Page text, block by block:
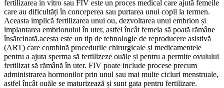
fertilizarea in vitro sau FIV este un proces medical care ajută femeile
care au dificultăți în conceperea sau purtarea unui copil la termen.
Aceasta implică fertilizarea unui ou, dezvoltarea unui embrion și
implantarea embrionului în uter, astfel încât femeia să poată rămâne
însărcinată.acesta este un tip de tehnologie de reproducere asistivă
(ART) care combină procedurile chirurgicale și medicamentele
pentru a ajuta sperma să fertilizeze ouăle și pentru a permite ovulului
fertilizat să rămână în uter. FIV poate include procese precum
administrarea hormonilor prin unul sau mai multe cicluri menstruale,
astfel încât ouăle se maturizează și sunt gata pentru fertilizare.